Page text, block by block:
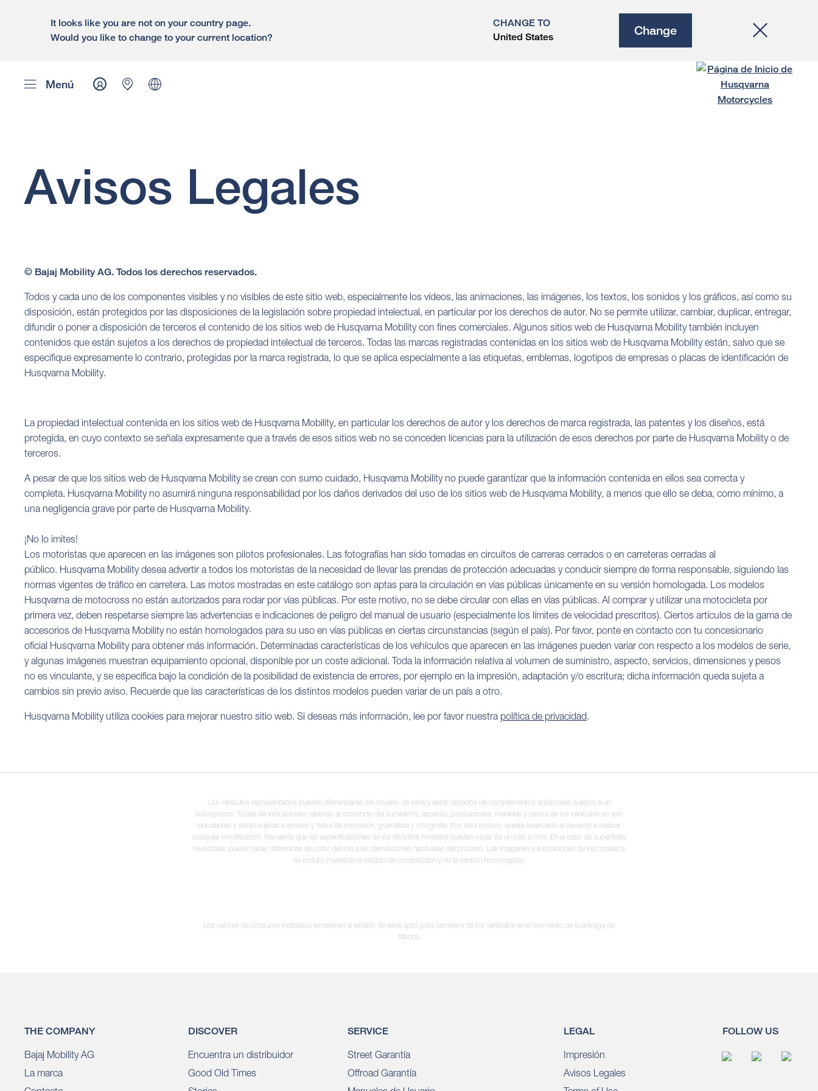
It looks like you are not on your country page.
Would you like to change to your current location?
CHANGE TO
United States
Change
Menú
Avisos Legales
© Bajaj Mobility AG. Todos los derechos reservados.
Todos y cada uno de los componentes visibles y no visibles de este sitio web, especialmente los vídeos, las animaciones, las imágenes, los textos, los sonidos y los gráficos, así como su
disposición, están protegidos por las disposiciones de la legislación sobre propiedad intelectual, en particular por los derechos de autor. No se permite utilizar, cambiar, duplicar, entregar,
difundir o poner a disposición de terceros el contenido de los sitios web de Husqvarna Mobility con fines comerciales. Algunos sitios web de Husqvarna Mobility también incluyen
contenidos que están sujetos a los derechos de propiedad intelectual de terceros. Todas las marcas registradas contenidas en los sitios web de Husqvarna Mobility están, salvo que se
especifique expresamente lo contrario, protegidas por la marca registrada, lo que se aplica especialmente a las etiquetas, emblemas, logotipos de empresas o placas de identificación de
Husqvarna Mobility.
La propiedad intelectual contenida en los sitios web de Husqvarna Mobility, en particular los derechos de autor y los derechos de marca registrada, las patentes y los diseños, está
protegida, en cuyo contexto se señala expresamente que a través de esos sitios web no se conceden licencias para la utilización de esos derechos por parte de Husqvarna Mobility o de
terceros.
A pesar de que los sitios web de Husqvarna Mobility se crean con sumo cuidado, Husqvarna Mobility no puede garantizar que la información contenida en ellos sea correcta y
completa. Husqvarna Mobility no asumirá ninguna responsabilidad por los daños derivados del uso de los sitios web de Husqvarna Mobility, a menos que ello se deba, como mínimo, a
una negligencia grave por parte de Husqvarna Mobility.
¡No lo imites!
Los motoristas que aparecen en las imágenes son pilotos profesionales. Las fotografías han sido tomadas en circuitos de carreras cerrados o en carreteras cerradas al
público. Husqvarna Mobility desea advertir a todos los motoristas de la necesidad de llevar las prendas de protección adecuadas y conducir siempre de forma responsable, siguiendo las
normas vigentes de tráfico en carretera. Las motos mostradas en este catálogo son aptas para la circulación en vías públicas únicamente en su versión homologada. Los modelos
Husqvarna de motocross no están autorizados para rodar por vías públicas. Por este motivo, no se debe circular con ellas en vías públicas. Al comprar y utilizar una motocicleta por
primera vez, deben respetarse siempre las advertencias e indicaciones de peligro del manual de usuario (especialmente los límites de velocidad prescritos). Ciertos artículos de la gama de
accesorios de Husqvarna Mobility no están homologados para su uso en vías públicas en ciertas circunstancias (según el país). Por favor, ponte en contacto con tu concesionario
oficial Husqvarna Mobility para obtener más información. Determinadas características de los vehículos que aparecen en las imágenes pueden variar con respecto a los modelos de serie,
y algunas imágenes muestran equipamiento opcional, disponible por un coste adicional. Toda la información relativa al volumen de suministro, aspecto, servicios, dimensiones y pesos
no es vinculante, y se especifica bajo la condición de la posibilidad de existencia de errores, por ejemplo en la impresión, adaptación y/o escritura; dicha información queda sujeta a
cambios sin previo aviso. Recuerde que las características de los distintos modelos pueden variar de un país a otro.
Husqvarna Mobility utiliza cookies para mejorar nuestro sitio web. Si deseas más información, lee por favor nuestra política de privacidad.
Los vehículos representados pueden diferenciarse del modelo de serie y estar dotados de complementos adicionales sujetos a un
sobreprecio. Todas las indicaciones relativas al contenido del suministro, aspecto, prestaciones, medidas y pesos de los vehículos no son
vinculantes y están sujetas a errores y fallos de impresión, gramática y ortografía. Por este motivo, queda reservado el derecho a realizar
cualquier modificación. Recuerda que las especificaciones de los distintos modelos pueden variar de un país a otro. En el caso de superficies
revestidas, puede haber diferencias de color debido a las desviaciones habituales del proceso. Las imágenes e ilustraciones de los modelos
de enduro muestran el estado de competición y no la versión homologada.
Los valores de consumo indicados se refieren al estado de serie apto para carretera de los vehículos en el momento de la entrega de
fábrica.
THE COMPANY
Bajaj Mobility AG
La marca
DISCOVER
Encuentra un distribuidor
Good Old Times
SERVICE
Street Garantía
Offroad Garantía
LEGAL
Impresión
Avisos Legales
FOLLOW US